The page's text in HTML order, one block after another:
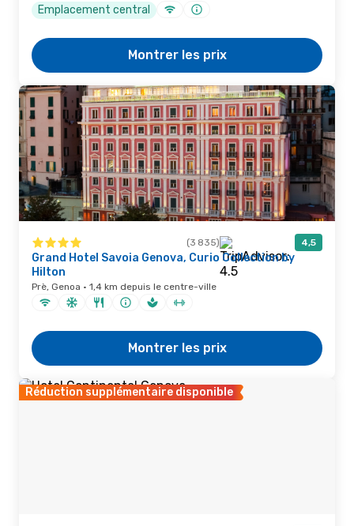
Emplacement central
Montrer les prix
(3 835) 4,5
Grand Hotel Savoia Genova, Curio Collection by
Hilton
Prè, Genoa · 1,4 km depuis le centre-ville
Montrer les prix
Réduction supplémentaire disponible